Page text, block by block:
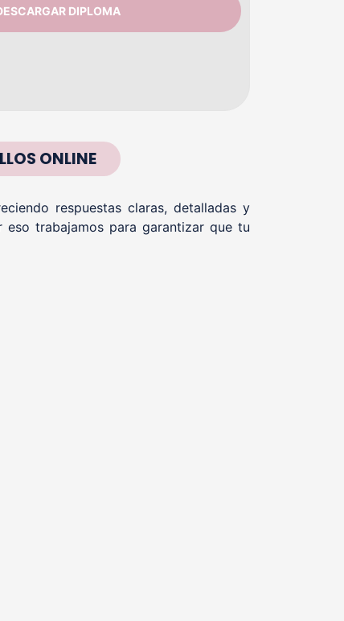
DIPLOMA
ONLINE
respuestas claras, detalladas y
trabajamos para garantizar que tu